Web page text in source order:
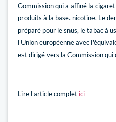
Commission qui a affiné la
produits à la base. nicotine. Le
préparé pour le snus, le tabac à
l'Union européenne avec
est dirigé vers la Commission
Lire l'article complet ici